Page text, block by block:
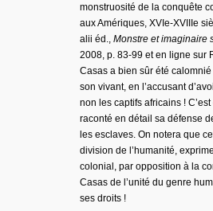
monstruosité de la conquête
aux Amériques, XVIe-XVIIIe
alii éd., Monstre et imaginaire
2008, p. 83-99 et en ligne sur
Casas a bien sûr été
son vivant, en l’accusant
non les captifs africains !
raconté en détail sa défense
les esclaves. On notera que
division de l’humanité,
colonial, par opposition à la
Casas de l’unité du genre
ses droits !